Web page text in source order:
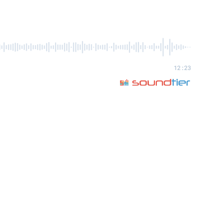
12:23